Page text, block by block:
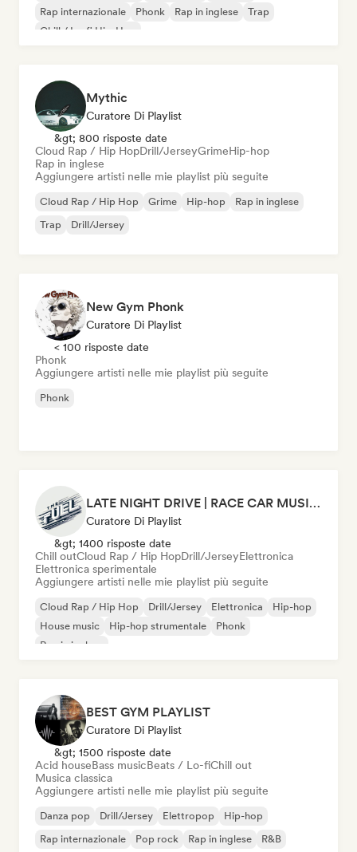
Rap internazionale
Phonk Rap in inglese
Trap
Chill / Lo-fi Hip-Hop
Mythic
Curatore Di Playlist
&gt; 800 risposte date
Cloud Rap / Hip HopDrill/JerseyGrimeHip-hop
Rap in inglese
Aggiungere artisti nelle mie playlist più seguite
Cloud Rap / Hip Hop Grime Hip-hop
Rap in inglese
Trap
Drill/Jersey
New Gym Phonk
Curatore Di Playlist
< 100 risposte date
Phonk
Aggiungere artisti nelle mie playlist più seguite
Phonk
LATE NIGHT DRIVE | RACE CAR MUSIC (by THEFUEL)
Curatore Di Playlist
&gt; 1400 risposte date
Chill outCloud Rap / Hip HopDrill/JerseyElettronica
Elettronica sperimentale
Aggiungere artisti nelle mie playlist più seguite
Cloud Rap / Hip Hop Drill/Jersey Elettronica
Hip-hop
House music
Hip-hop strumentale
Phonk
Rap in inglese
BEST GYM PLAYLIST
Curatore Di Playlist
&gt; 1500 risposte date
Acid houseBass musicBeats / Lo-fiChill out
Musica classica
Aggiungere artisti nelle mie playlist più seguite
Danza pop Drill/Jersey Elettropop
Hip-hop
Rap internazionale
Pop rock Rap in inglese R&B